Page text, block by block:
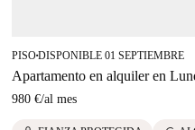
PISO■DISPONIBLE 01 SEPTIEMBRE
Apartamento en alquiler en
980 €/al mes